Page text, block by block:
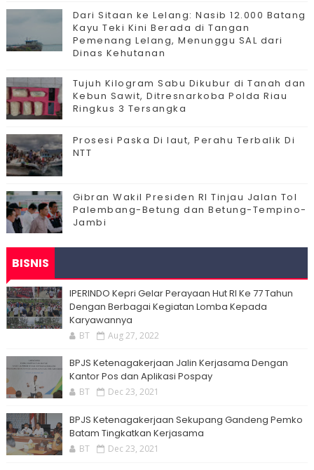
Dari Sitaan ke Lelang: Nasib 12.000 Batang
Kayu Teki Kini Berada di Tangan
Pemenang Lelang, Menunggu SAL dari
Dinas Kehutanan
Tujuh Kilogram Sabu Dikubur di Tanah dan
Kebun Sawit, Ditresnarkoba Polda Riau
Ringkus 3 Tersangka
Prosesi Paska Di laut, Perahu Terbalik Di
NTT
Gibran Wakil Presiden RI Tinjau Jalan Tol
Palembang-Betung dan Betung-Tempino-
Jambi
BISNIS
IPERINDO Kepri Gelar Perayaan Hut RI Ke 77 Tahun
Dengan Berbagai Kegiatan Lomba Kepada
Karyawannya
BT Aug 27, 2022
BPJS Ketenagakerjaan Jalin Kerjasama Dengan
Kantor Pos dan Aplikasi Pospay
BT Dec 23, 2021
BPJS Ketenagakerjaan Sekupang Gandeng Pemko
Batam Tingkatkan Kerjasama
BT Dec 23, 2021